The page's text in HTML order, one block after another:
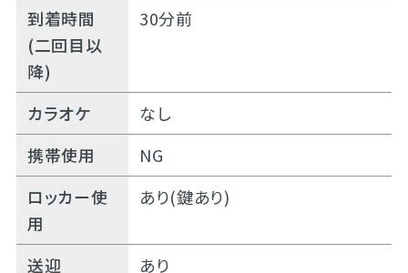
到着時間
(二回目以
降)
30分前
カラオケ
なし
携帯使用
NG
ロッカー使
用
あり(鍵あり)
送迎
あり